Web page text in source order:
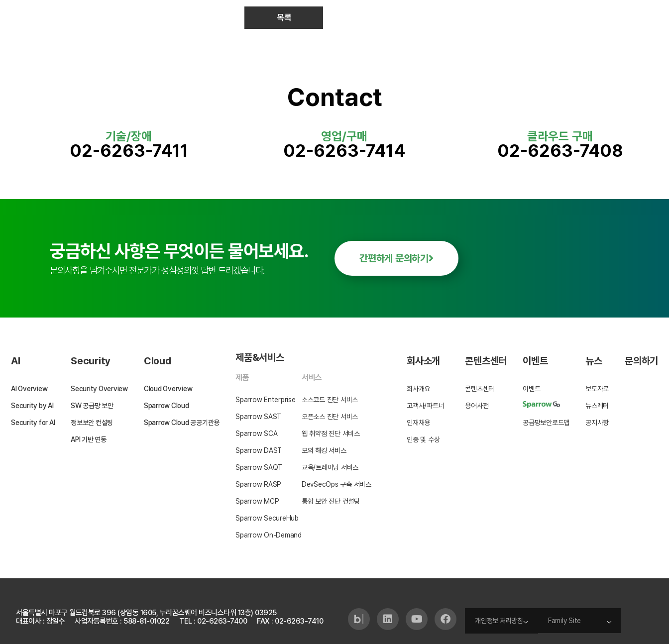
목록
Contact
기술/장애
02-6263-7411
영업/구매
02-6263-7414
클라우드 구매
02-6263-7408
궁금하신 사항은 무엇이든 물어보세요.
문의사항을 남겨주시면 전문가가 성심성의껏 답변 드리겠습니다.
간편하게 문의하기
AI
AI Overview
Security by AI
Security for AI
Security
Security Overview
SW 공급망 보안
정보보안 컨설팅
API 기반 연동
Cloud
Cloud Overview
Sparrow Cloud
Sparrow Cloud 공공기관용
제품&서비스
제품
Sparrow Enterprise
Sparrow SAST
Sparrow SCA
Sparrow DAST
Sparrow SAQT
Sparrow RASP
Sparrow MCP
Sparrow SecureHub
Sparrow On-Demand
서비스
소스코드 진단 서비스
오픈소스 진단 서비스
웹 취약점 진단 서비스
모의 해킹 서비스
교육/트레이닝 서비스
DevSecOps 구축 서비스
통합 보안 진단 컨설팅
회사소개
회사개요
고객사/파트너
인재채용
인증 및 수상
콘텐츠센터
콘텐츠센터
용어사전
이벤트
이벤트
공급망보안로드맵
뉴스
보도자료
뉴스레터
공지사항
문의하기
서울특별시 마포구 월드컵북로 396 (상암동 1605, 누리꿈스퀘어 비즈니스타워 13층) 03925
대표이사 : 장일수
사업자등록번호 : 588-81-01022 TEL : 02-6263-7400 FAX : 02-6263-7410 개인정보 처리방침 Family Site